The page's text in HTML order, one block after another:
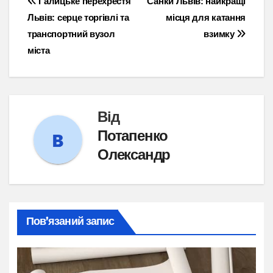
записів
місця для катання
взимку
Львів: серце торгівлі та
транспортний вузол
міста
Від
Потапенко
Олександр
Пов’язаний запис